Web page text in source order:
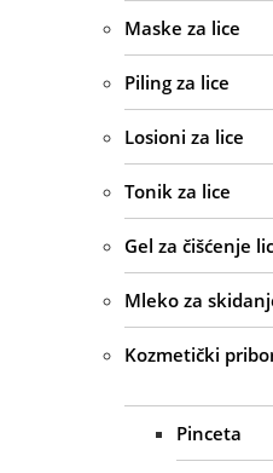
Maske za lice
Piling za lice
Losioni za lice
Tonik za lice
Gel za čišćenje
Mleko za
Kozmetički
Pinceta